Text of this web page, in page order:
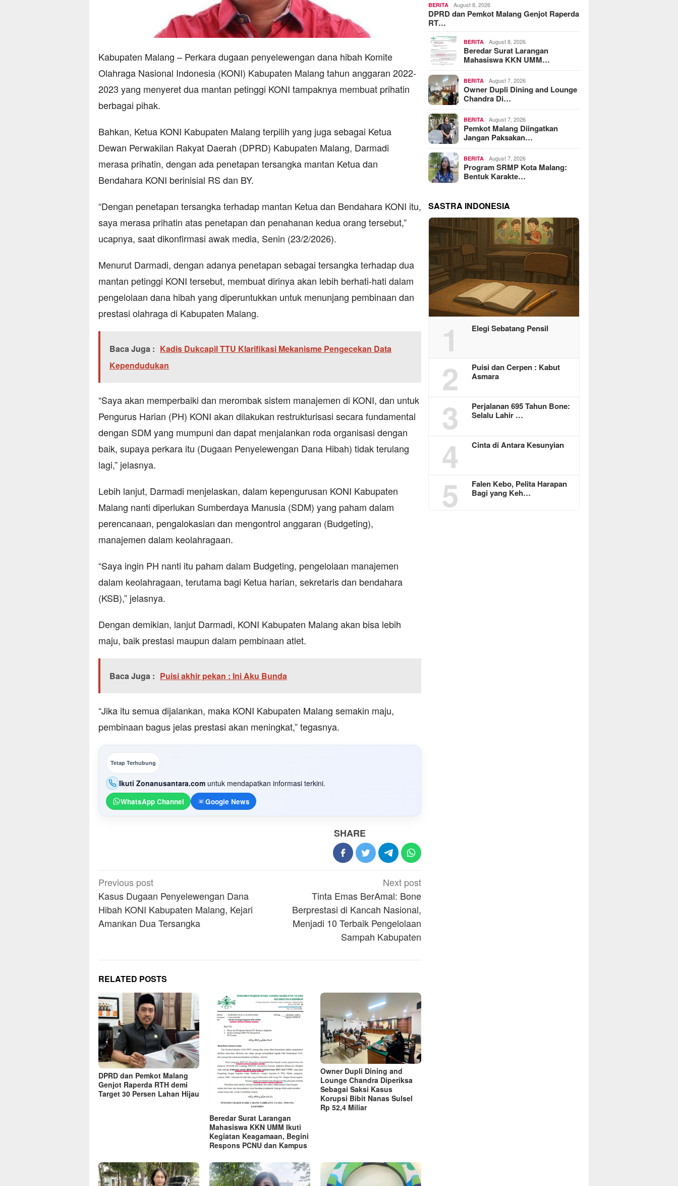
Kabupaten Malang – Perkara dugaan penyelewengan dana hibah Komite
Olahraga Nasional Indonesia (KONI) Kabupaten Malang tahun anggaran 2022-
2023 yang menyeret dua mantan petinggi KONI tampaknya membuat prihatin
berbagai pihak.
Bahkan, Ketua KONI Kabupaten Malang terpilih yang juga sebagai Ketua
Dewan Perwakilan Rakyat Daerah (DPRD) Kabupaten Malang, Darmadi
merasa prihatin, dengan ada penetapan tersangka mantan Ketua dan
Bendahara KONI berinisial RS dan BY.
“Dengan penetapan tersangka terhadap mantan Ketua dan Bendahara KONI itu,
saya merasa prihatin atas penetapan dan penahanan kedua orang tersebut,”
ucapnya, saat dikonfirmasi awak media, Senin (23/2/2026).
Menurut Darmadi, dengan adanya penetapan sebagai tersangka terhadap dua
mantan petinggi KONI tersebut, membuat dirinya akan lebih berhati-hati dalam
pengelolaan dana hibah yang diperuntukkan untuk menunjang pembinaan dan
prestasi olahraga di Kabupaten Malang.
Baca Juga : Kadis Dukcapil TTU Klarifikasi Mekanisme Pengecekan Data
Kependudukan
“Saya akan memperbaiki dan merombak sistem manajemen di KONI, dan untuk
Pengurus Harian (PH) KONI akan dilakukan restrukturisasi secara fundamental
dengan SDM yang mumpuni dan dapat menjalankan roda organisasi dengan
baik, supaya perkara itu (Dugaan Penyelewengan Dana Hibah) tidak terulang
lagi,” jelasnya.
Lebih lanjut, Darmadi menjelaskan, dalam kepengurusan KONI Kabupaten
Malang nanti diperlukan Sumberdaya Manusia (SDM) yang paham dalam
perencanaan, pengalokasian dan mengontrol anggaran (Budgeting),
manajemen dalam keolahragaan.
“Saya ingin PH nanti itu paham dalam Budgeting, pengelolaan manajemen
dalam keolahragaan, terutama bagi Ketua harian, sekretaris dan bendahara
(KSB),” jelasnya.
Dengan demikian, lanjut Darmadi, KONI Kabupaten Malang akan bisa lebih
maju, baik prestasi maupun dalam pembinaan atlet.
Baca Juga : Puisi akhir pekan : Ini Aku Bunda
“Jika itu semua dijalankan, maka KONI Kabupaten Malang semakin maju,
pembinaan bagus jelas prestasi akan meningkat,” tegasnya.
Tetap Terhubung
Ikuti Zonanusantara.com untuk mendapatkan informasi terkini.
WhatsApp Channel Google News
SHARE
Post
navigation
Previous post
Kasus Dugaan Penyelewengan Dana
Hibah KONI Kabupaten Malang, Kejari
Amankan Dua Tersangka
Next post
Tinta Emas BerAmal: Bone
Berprestasi di Kancah Nasional,
Menjadi 10 Terbaik Pengelolaan
Sampah Kabupaten
RELATED POSTS
DPRD dan Pemkot Malang
Genjot Raperda RTH demi
Target 30 Persen Lahan Hijau
Beredar Surat Larangan
Mahasiswa KKN UMM Ikuti
Kegiatan Keagamaan, Begini
Respons PCNU dan Kampus
Owner Dupli Dining and
Lounge Chandra Diperiksa
Sebagai Saksi Kasus
Korupsi Bibit Nanas Sulsel
Rp 52,4 Miliar
BERITA August 8, 2026
DPRD dan Pemkot Malang Genjot Raperda
RT…
BERITA August 8, 2026
Beredar Surat Larangan
Mahasiswa KKN UMM…
BERITA August 7, 2026
Owner Dupli Dining and Lounge
Chandra Di…
BERITA August 7, 2026
Pemkot Malang Diingatkan
Jangan Paksakan…
BERITA August 7, 2026
Program SRMP Kota Malang:
Bentuk Karakte…
SASTRA INDONESIA
1 Elegi Sebatang Pensil
2
Puisi dan Cerpen : Kabut
Asmara
3
Perjalanan 695 Tahun Bone:
Selalu Lahir …
4 Cinta di Antara Kesunyian
5
Falen Kebo, Pelita Harapan
Bagi yang Keh…